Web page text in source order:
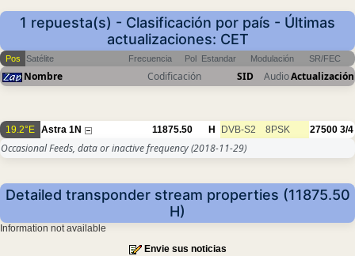
1 repuesta(s) - Clasificación por país - Últimas
actualizaciones: CET
Pos Satélite Frecuencia Pol Estandar Modulación SR/FEC
Nombre Codificación SID AudioActualización
19.2°E Astra 1N 11875.50 H DVB-S2 8PSK 27500 3/4
Occasional Feeds, data or inactive frequency(2018-11-29)
Detailed transponder stream properties (11875.50
H)
Information not available
Envie sus noticias